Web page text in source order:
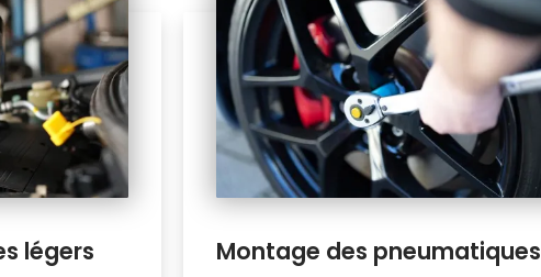
légers Montage des pneumatiques